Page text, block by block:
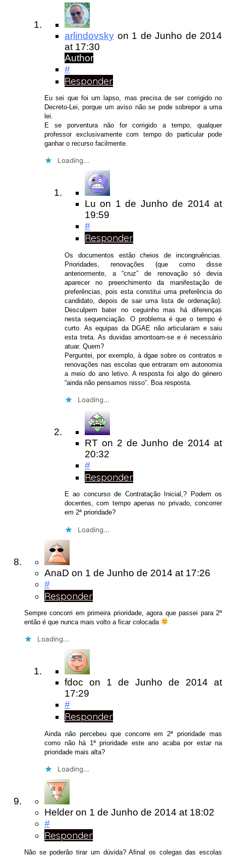
arlindovsky on 1 de Junho de 2014
at 17:30
Author
#
Responder
Eu sei que foi um lapso, mas precisa de ser corrigido no
Decreto-Lei, porque um aviso não se pode sobrepor a uma
lei.
E se porventura não for corrigido a tempo, qualquer
professor exclusivamente com tempo do particular pode
ganhar o recurso facilmente.
Loading...
Lu on 1 de Junho de 2014at
19:59
#
Responder
Os documentos estão cheios de incongruências.
Prioridades, renovações (que como disse
anteriormente, a “cruz” de renovação só devia
aparecer no preenchimento da manifestação de
preferências, pois esta constitui uma preferência do
candidato, depois de sair uma lista de ordenação).
Desculpem bater no ceguinho mas há diferenças
nesta sequenciação. O problema é que o tempo é
curto. As equipas da DGAE não articularam e saiu
esta treta. As duvidas amontoam-se e é necessário
atuar. Quem?
Perguntei, por exemplo, à dgae sobre os contratos e
renovações nas escolas que entraram em autonomia
a meio do ano letivo. A resposta foi algo do género
“ainda não pensamos nisso”. Boa resposta.
Loading...
RT on 2 de Junho de 2014at
20:32
#
Responder
E ao concurso de Contratação Inicial,? Podem os
docentes, com tempo apenas no privado, concorrer
em 2ª prioridade?
Loading...
AnaD on 1 de Junho de 2014 at 17:26
#
Responder
Sempre concorri em primeira prioridade, agora que passei para 2ª
então é que nunca mais volto a ficar colocada
Loading...
fdoc on 1 de Junho de 2014 at
17:29
#
Responder
Ainda não percebeu que concorre em 2ª prioridade mas
como não há 1ª prioridade este ano acaba por estar na
prioridade mais alta?
Loading...
Helder on 1 de Junho de 2014 at 18:02
#
Responder
Não se poderão tirar um dúvida? Afinal os colegas das escolas